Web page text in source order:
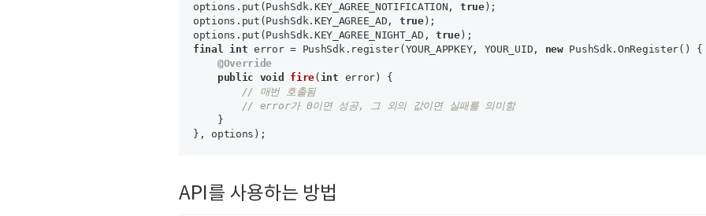
options.put(PushSdk.KEY_AGREE_NOTIFICATION, true);
options.put(PushSdk.KEY_AGREE_AD, true);
options.put(PushSdk.KEY_AGREE_NIGHT_AD, true
final int error = PushSdk.register(YOUR_APPKEY, YOUR_UID, new PushSdk.OnRegister() {
@Override
public void fire( int error)
{
// 매번 호출됨
// error가 0이면 성공, 그 외의 값이면 실패를 의미함
    }
API를 사용하는 방법